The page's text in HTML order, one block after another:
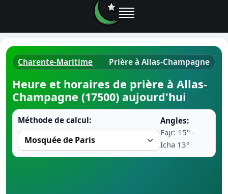
Horaires
Ramadan
Charente-Maritime Prière à Allas-Champagne
Heure et horaires de prière à Allas-
Champagne (17500) aujourd'hui
Méthode de calcul:
Angles:
Fajr: 15° -
Icha 13°